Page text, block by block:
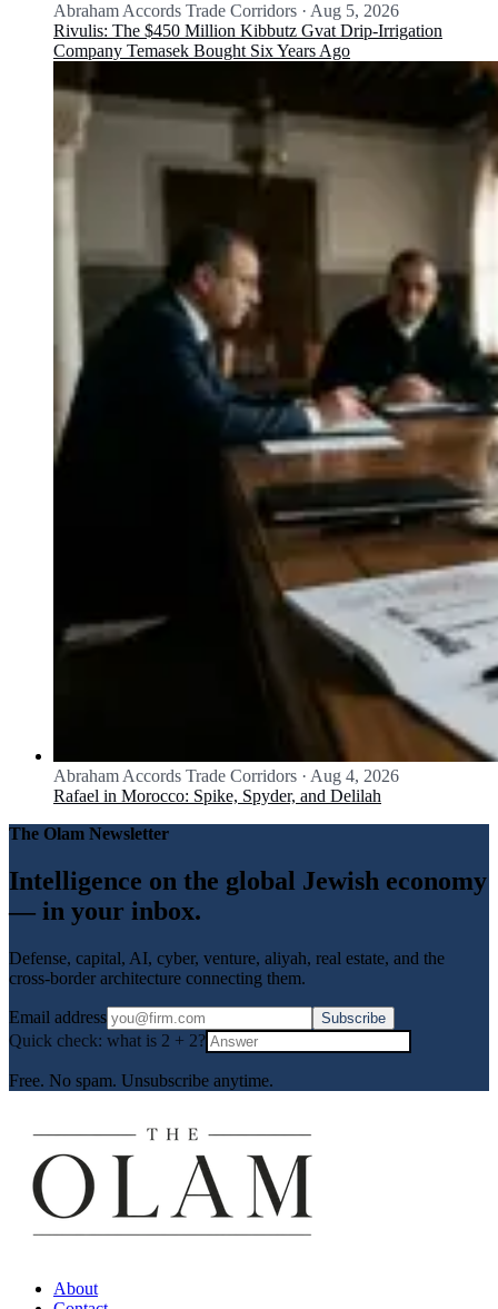
Abraham Accords Trade Corridors · Aug 5, 2026
Rivulis: The $450 Million Kibbutz Gvat Drip-Irrigation
Company Temasek Bought Six Years Ago
Abraham Accords Trade Corridors · Aug 4, 2026
Rafael in Morocco: Spike, Spyder, and Delilah
The Olam Newsletter
Intelligence on the global Jewish economy
— in your inbox.
Defense, capital, AI, cyber, venture, aliyah, real estate, and the
cross-border architecture connecting them.
Email address Subscribe
Quick check: what is 2 + 2?
Free. No spam. Unsubscribe anytime.
About